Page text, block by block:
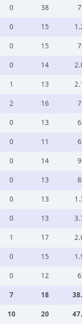
0 38
0 15
0 15
0 14
1 13
2 16
0 13
0 11
0 14
0 13
0 13
0 13
1 17
0 15
0 12
7 18
10 20